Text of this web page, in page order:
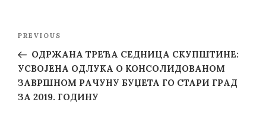
Post
Previous
Post
PREVIOUS
ОДРЖАНА ТРЕЋА СЕДНИЦА СКУПШТИНЕ:
УСВОЈЕНА ОДЛУКА О КОНСОЛИДОВАНОМ
ЗАВРШНОМ РАЧУНУ БУЏЕТА ГО СТАРИ ГРАД
ЗА 2019. ГОДИНУ